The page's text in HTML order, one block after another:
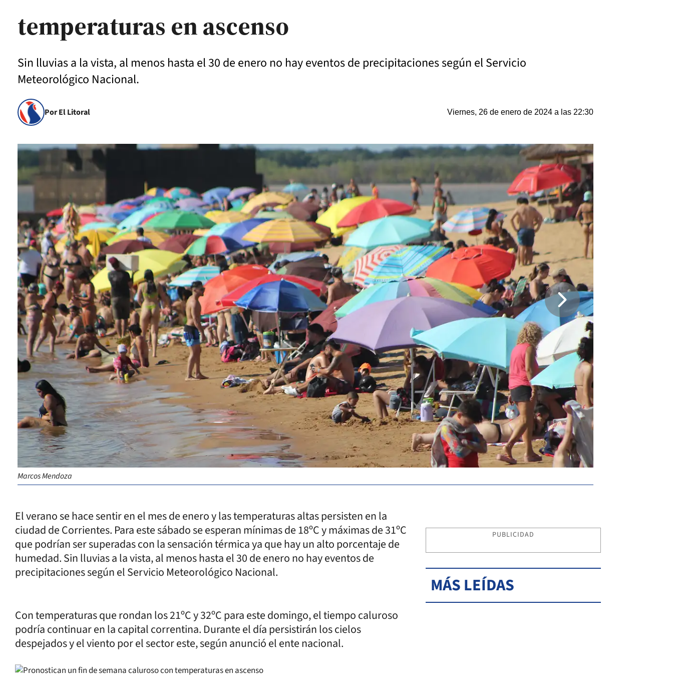
temperaturas en ascenso
Sin lluvias a la vista, al menos hasta el 30 de enero no hay eventos de precipitaciones según el Servicio
Meteorológico Nacional.
Por El Litoral Viernes, 26 de enero de 2024 a las 22:30
Marcos Mendoza
El verano se hace sentir en el mes de enero y las temperaturas altas persisten en la
ciudad de Corrientes. Para este sábado se esperan mínimas de 18ºC y máximas de 31ºC
que podrían ser superadas con la sensación térmica ya que hay un alto porcentaje de
humedad. Sin lluvias a la vista, al menos hasta el 30 de enero no hay eventos de
precipitaciones según el Servicio Meteorológico Nacional.
Con temperaturas que rondan los 21ºC y 32ºC para este domingo, el tiempo caluroso
podría continuar en la capital correntina. Durante el día persistirán los cielos
despejados y el viento por el sector este, según anunció el ente nacional.
PUBLICIDAD
MÁS LEÍDAS